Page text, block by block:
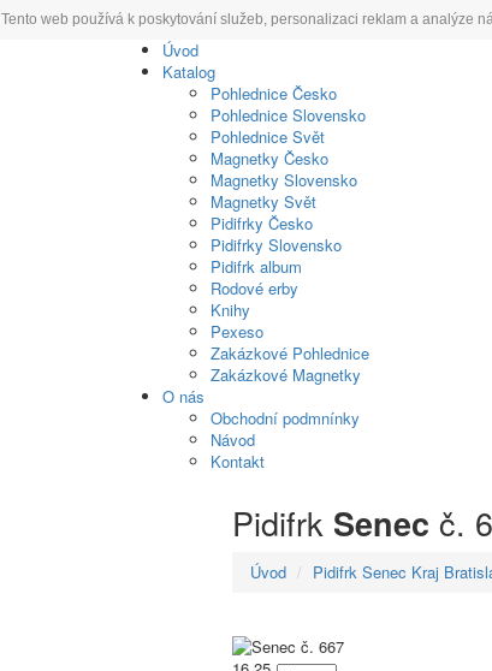
Tento web používá k poskytování služeb, personalizaci reklam a analýze
Úvod
Katalog
Pohlednice Česko
Pohlednice Slovensko
Pohlednice Svět
Magnetky Česko
Magnetky Slovensko
Magnetky Svět
Pidifrky Česko
Pidifrky Slovensko
Pidifrk album
Rodové erby
Knihy
Pexeso
Zakázkové Pohlednice
Zakázkové Magnetky
O nás
Obchodní podmnínky
Návod
Kontakt
Pidifrk Senec č.
Úvod Pidifrk Senec Kraj